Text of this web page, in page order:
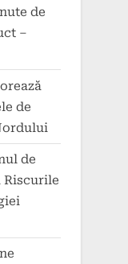
de
–
de
de
Riscurile